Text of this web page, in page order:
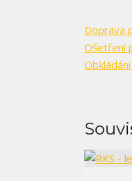
Doprava
Ošetření